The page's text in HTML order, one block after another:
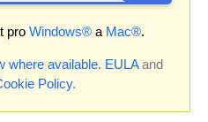
pro Windows® a Mac®.
where available. EULAand
Policy.